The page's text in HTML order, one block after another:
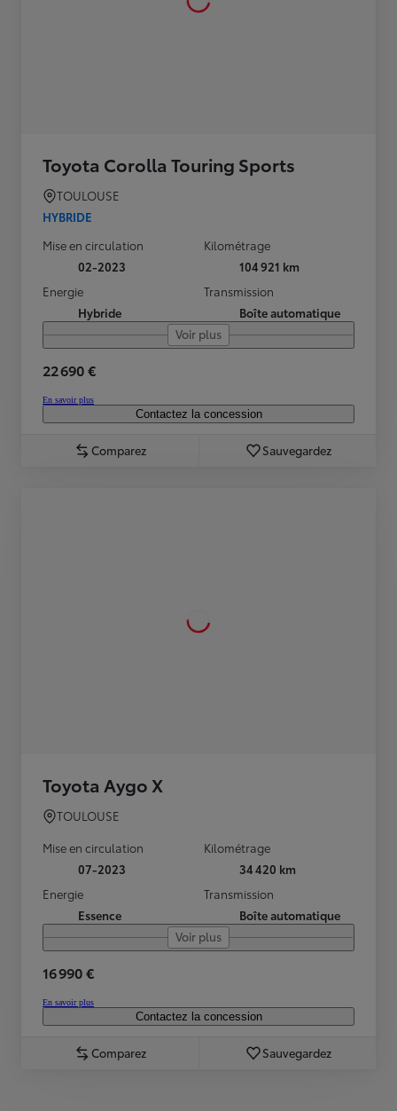
Toyota Corolla Touring Sports
TOULOUSE
HYBRIDE
Mise en circulation
02-2023
Kilométrage
104 921 km
Energie
Hybride
Transmission
Boîte automatique
Voir plus
22 690 €
En savoir plus
Contactez la concession
Comparez Sauvegardez
Toyota Aygo X
TOULOUSE
Mise en circulation
07-2023
Kilométrage
34 420 km
Energie
Essence
Transmission
Boîte automatique
Voir plus
16 990 €
En savoir plus
Contactez la concession
Comparez Sauvegardez